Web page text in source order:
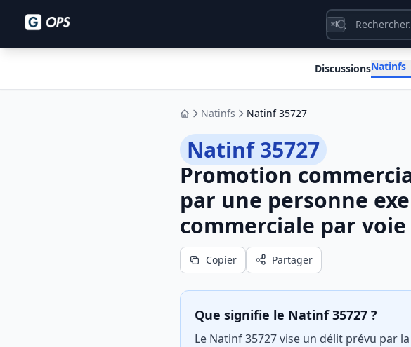
⌘K
DiscussionsNatinfs
AccueilNatinfs Natinf 35727
Natinf 35727
Promotion
par une personne
commerciale par
Copier Partager
Que signifie le Natinf 35727 ?
Le Natinf 35727 vise un délit prévu par